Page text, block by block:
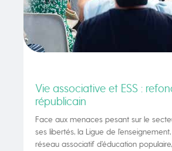
Vie associative et ESS :
républicain
Face aux menaces pesant sur le
ses libertés, la Ligue de
réseau associatif d’éducation